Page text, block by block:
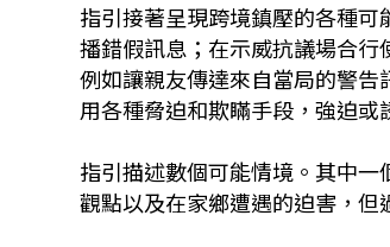
指引接著呈現跨境鎮壓的各種
播錯假訊息；在示威抗議場合行
例如讓親友傳達來自當局的警
用各種脅迫和欺瞞手段，強迫或
指引描述數個可能情境。其中
觀點以及在家鄉遭遇的迫害，但